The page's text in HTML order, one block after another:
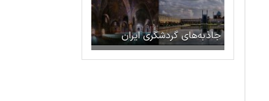
جاذبه‌های گردشگری ایران